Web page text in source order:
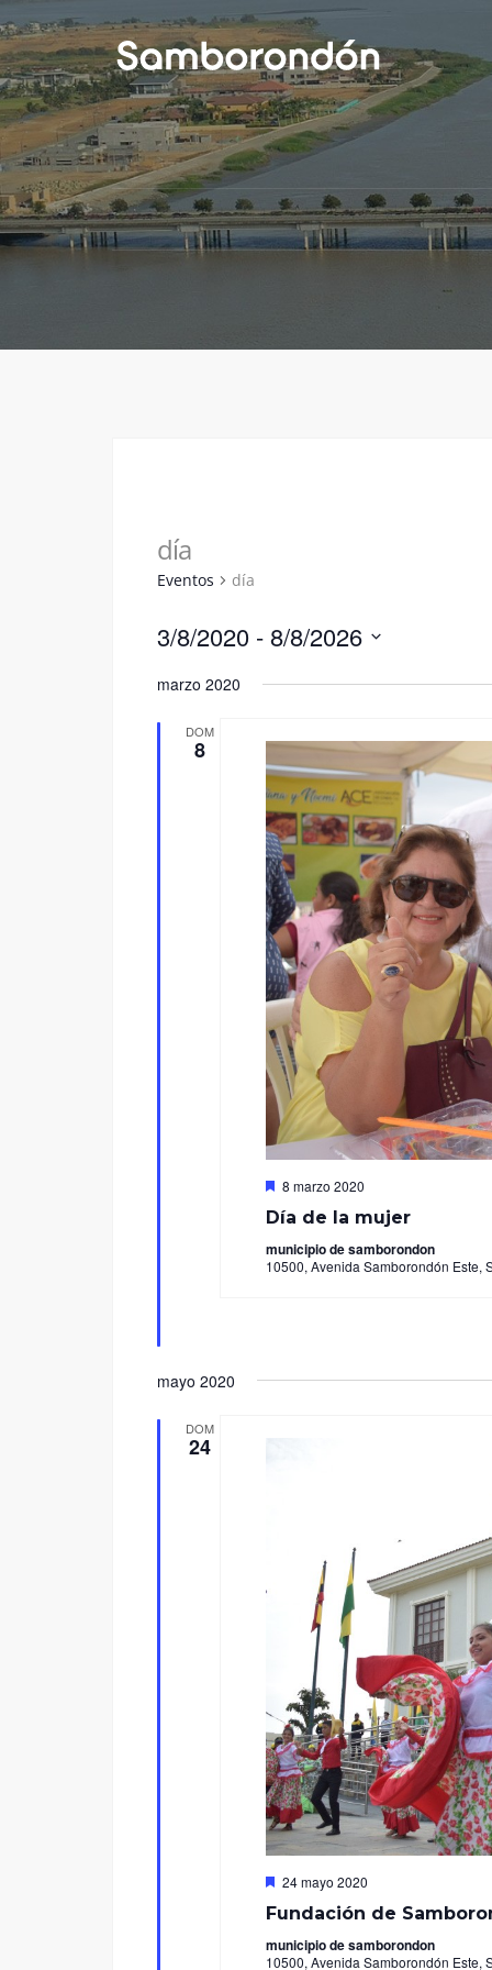
día
Eventos día
3/8/2020 - 8/8/2026
fecha.
marzo 2020
DOM
8
Destacado
8 marzo 2020
Día de la mujer
municipio de samborondon
10500, Avenida Samborondón Este,
mayo 2020
DOM
24
Destacado
24 mayo 2020
Fundación de
municipio de samborondon
10500, Avenida Samborondón Este,